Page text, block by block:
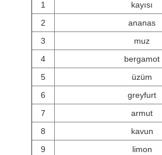
1
kayısı
2
ananas
3
muz
4
bergamot
5
üzüm
6
greyfurt
7
armut
8
kavun
9
limon